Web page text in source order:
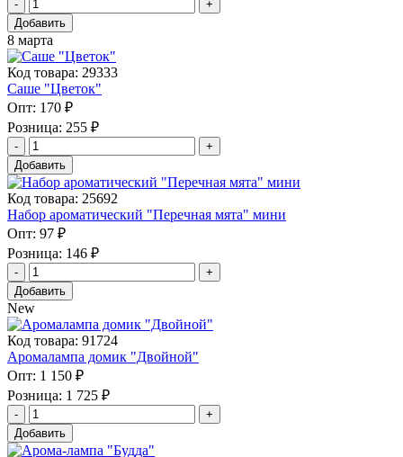
Добавить
8 марта
Код товара: 29333
Саше "Цветок"
Опт: 170 ₽
Розница: 255 ₽
Добавить
Код товара: 25692
Набор ароматический "Перечная мята" мини
Опт: 97 ₽
Розница: 146 ₽
Добавить
New
Код товара: 91724
Аромалампа домик "Двойной"
Опт: 1 150 ₽
Розница: 1 725 ₽
Добавить